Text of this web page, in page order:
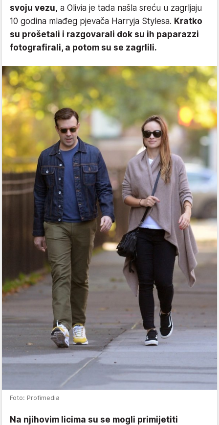
svoju vezu, a Olivia je tada našla sreću u zagrljaju
10 godina mlađeg pjevača Harryja Stylesa. Kratko
su prošetali i razgovarali dok su ih paparazzi
fotografirali, a potom su se zagrlili.
Foto: Profimedia
Na njihovim licima su se mogli primijetiti